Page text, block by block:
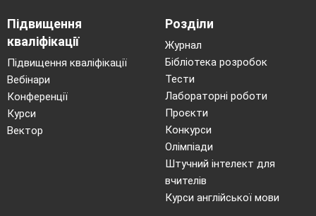
Підвищення
кваліфікації
Підвищення кваліфікації
Вебінари
Конференції
Курси
Вектор
Розділи
Журнал
Бібліотека розробок
Тести
Лабораторні роботи
Проєкти
Конкурси
Олімпіади
Штучний інтелект для
вчителів
Курси англійської мови